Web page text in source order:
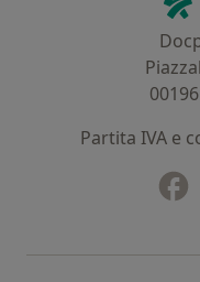
Partita IVA e